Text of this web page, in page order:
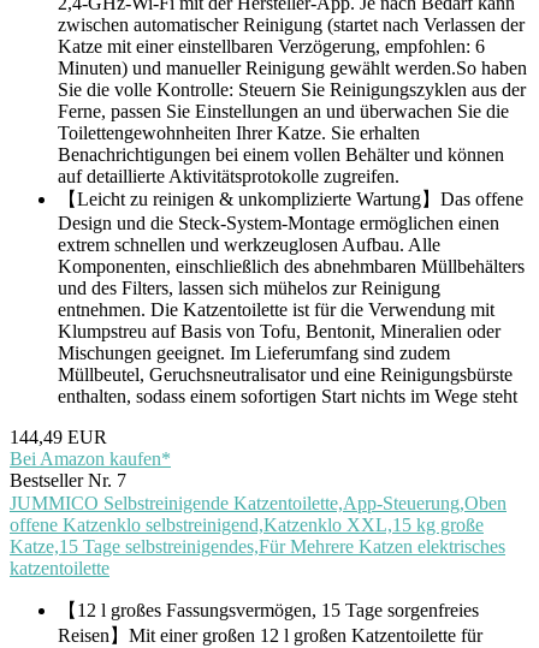
zwischen automatischer Reinigung (startet nach Verlassen der
Katze mit einer einstellbaren Verzögerung, empfohlen: 6
Minuten) und manueller Reinigung gewählt werden.So haben
Sie die volle Kontrolle: Steuern Sie Reinigungszyklen aus der
Ferne, passen Sie Einstellungen an und überwachen Sie die
Toilettengewohnheiten Ihrer Katze. Sie erhalten
Benachrichtigungen bei einem vollen Behälter und können
auf detaillierte Aktivitätsprotokolle zugreifen.
【Leicht zu reinigen & unkomplizierte Wartung】Das offene
Design und die Steck-System-Montage ermöglichen einen
extrem schnellen und werkzeuglosen Aufbau. Alle
Komponenten, einschließlich des abnehmbaren Müllbehälters
und des Filters, lassen sich mühelos zur Reinigung
entnehmen. Die Katzentoilette ist für die Verwendung mit
Klumpstreu auf Basis von Tofu, Bentonit, Mineralien oder
Mischungen geeignet. Im Lieferumfang sind zudem
Müllbeutel, Geruchsneutralisator und eine Reinigungsbürste
enthalten, sodass einem sofortigen Start nichts im Wege steht
144,49 EUR
Bei Amazon kaufen*
Bestseller Nr. 7
JUMMICO Selbstreinigende Katzentoilette,App-Steuerung,Oben
offene Katzenklo selbstreinigend,Katzenklo XXL,15 kg große
Katze,15 Tage selbstreinigendes,Für Mehrere Katzen elektrisches
katzentoilette
【12 l großes Fassungsvermögen, 15 Tage sorgenfreies
Reisen】Mit einer großen 12 l großen Katzentoilette für